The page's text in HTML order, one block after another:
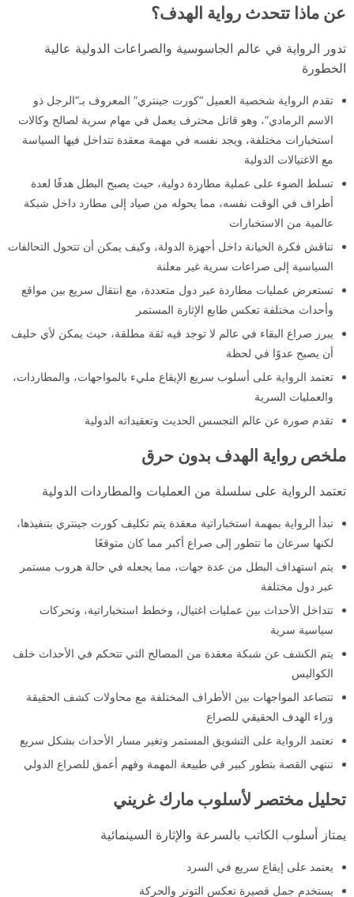
عن ماذا تتحدث رواية الهدف؟
تدور الرواية في عالم الجاسوسية والصراعات الدولية عالية
الخطورة
تقدم الرواية شخصية العميل “كورت جينتري” المعروف بـ“الرجل ذو
الاسم الرمادي”، وهو قاتل محترف يعمل في مهام سرية لصالح وكالات
استخبارات مختلفة، ويجد نفسه في مهمة معقدة تتداخل فيها السياسة
مع الاغتيالات الدولية
تسلط الضوء على عملية مطاردة دولية، حيث يصبح البطل هدفًا لعدة
أطراف في الوقت نفسه، مما يحوله من صياد إلى مطارد داخل شبكة
عالمية من الاستخبارات
تناقش فكرة الخيانة داخل أجهزة الدولة، وكيف يمكن أن تتحول التحالفات
السياسية إلى صراعات سرية غير معلنة
تستعرض عمليات مطاردة عبر دول متعددة، مع انتقال سريع بين مواقع
وأحداث مختلفة تعكس طابع الإثارة المستمر
يبرز صراع البقاء في عالم لا توجد فيه ثقة مطلقة، حيث يمكن لأي حليف
أن يصبح عدوًا في لحظة
تعتمد الرواية على أسلوب سريع الإيقاع مليء بالمواجهات، والمطاردات،
والعمليات السرية
تقدم صورة عن عالم التجسس الحديث وتعقيداته الدولية
ملخص رواية الهدف بدون حرق
تعتمد الرواية على سلسلة من العمليات والمطاردات الدولية
تبدأ الرواية بمهمة استخباراتية معقدة يتم تكليف كورت جينتري بتنفيذها،
لكنها سرعان ما تتطور إلى صراع أكبر مما كان متوقعًا
يتم استهداف البطل من عدة جهات، مما يجعله في حالة هروب مستمر
عبر دول مختلفة
تتداخل الأحداث بين عمليات اغتيال، وخطط استخباراتية، وتحركات
سياسية سرية
يتم الكشف عن شبكة معقدة من المصالح التي تتحكم في الأحداث خلف
الكواليس
تتصاعد المواجهات بين الأطراف المختلفة مع محاولات كشف الحقيقة
وراء الهدف الحقيقي للصراع
تعتمد الرواية على التشويق المستمر وتغير مسار الأحداث بشكل سريع
تنتهي القصة بتطور كبير في طبيعة المهمة وفهم أعمق للصراع الدولي
تحليل مختصر لأسلوب مارك غريني
يمتاز أسلوب الكاتب بالسرعة والإثارة السينمائية
يعتمد على إيقاع سريع في السرد
يستخدم جمل قصيرة تعكس التوتر والحركة